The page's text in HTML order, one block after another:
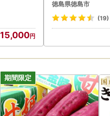
15,000
徳島県徳島市
(19)